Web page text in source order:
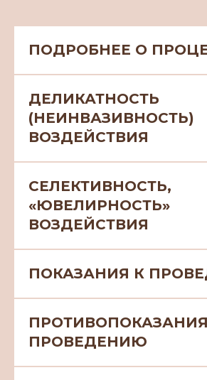
ПОДРОБНЕЕ О
ДЕЛИКАТНОСТЬ
(НЕИНВАЗИВНОСТЬ)
ВОЗДЕЙСТВИЯ
СЕЛЕКТИВНОСТЬ,
«ЮВЕЛИРНОСТЬ»
ВОЗДЕЙСТВИЯ
ПОКАЗАНИЯ К
ПРОВЕДЕНИЮ